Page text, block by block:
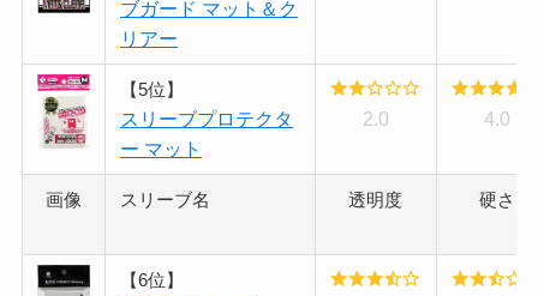
ブガード マット＆ク
リアー
【5位】
スリーブプロテクタ
ー マット
2.0 4.0
画像 スリーブ名 透明度 硬さ
【6位】